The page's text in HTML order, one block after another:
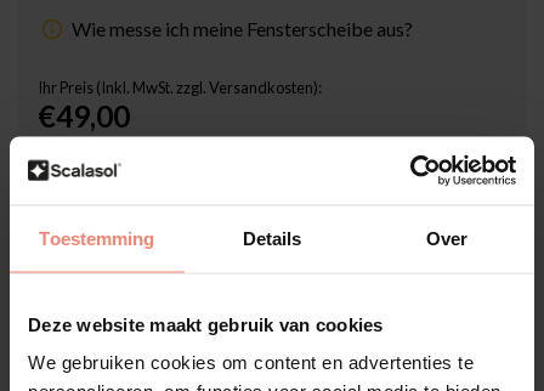
Toestemming Details Over
Deze website maakt gebruik van cookies
We gebruiken cookies om content en advertenties te
Wie messe ich meine Fensterscheibe aus?
Ihr Preis (Inkl. MwSt. zzgl. Versandkosten):
€49,00
Inklusive Scalasol® SicherMontieren Garantie
Stückzahl -
In den Warenkorb